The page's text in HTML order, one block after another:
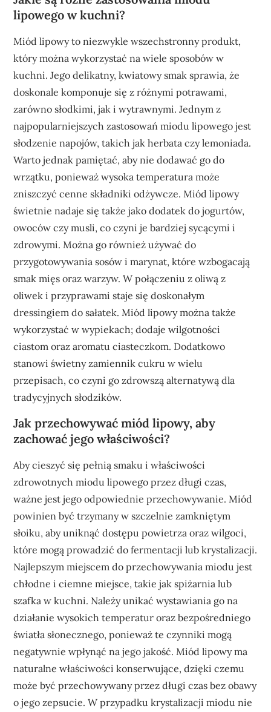
lipowego w kuchni?
Miód lipowy to niezwykle wszechstronny produkt,
który można wykorzystać na wiele sposobów w
kuchni. Jego delikatny, kwiatowy smak sprawia, że
doskonale komponuje się z różnymi potrawami,
zarówno słodkimi, jak i wytrawnymi. Jednym z
najpopularniejszych zastosowań miodu lipowego jest
słodzenie napojów, takich jak herbata czy lemoniada.
Warto jednak pamiętać, aby nie dodawać go do
wrzątku, ponieważ wysoka temperatura może
zniszczyć cenne składniki odżywcze. Miód lipowy
świetnie nadaje się także jako dodatek do jogurtów,
owoców czy musli, co czyni je bardziej sycącymi i
zdrowymi. Można go również używać do
przygotowywania sosów i marynat, które wzbogacają
smak mięs oraz warzyw. W połączeniu z oliwą z
oliwek i przyprawami staje się doskonałym
dressingiem do sałatek. Miód lipowy można także
wykorzystać w wypiekach; dodaje wilgotności
ciastom oraz aromatu ciasteczkom. Dodatkowo
stanowi świetny zamiennik cukru w wielu
przepisach, co czyni go zdrowszą alternatywą dla
tradycyjnych słodzików.
Jak przechowywać miód lipowy, aby
zachować jego właściwości?
Aby cieszyć się pełnią smaku i właściwości
zdrowotnych miodu lipowego przez długi czas,
ważne jest jego odpowiednie przechowywanie. Miód
powinien być trzymany w szczelnie zamkniętym
słoiku, aby uniknąć dostępu powietrza oraz wilgoci,
które mogą prowadzić do fermentacji lub krystalizacji.
Najlepszym miejscem do przechowywania miodu jest
chłodne i ciemne miejsce, takie jak spiżarnia lub
szafka w kuchni. Należy unikać wystawiania go na
działanie wysokich temperatur oraz bezpośredniego
światła słonecznego, ponieważ te czynniki mogą
negatywnie wpłynąć na jego jakość. Miód lipowy ma
naturalne właściwości konserwujące, dzięki czemu
może być przechowywany przez długi czas bez obawy
o jego zepsucie. W przypadku krystalizacji miodu nie